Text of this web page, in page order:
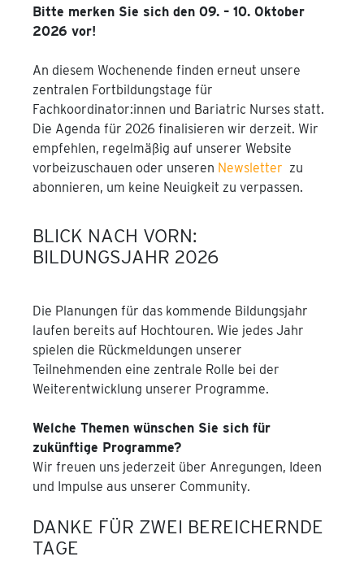
Bitte merken Sie sich den 09. – 10. Oktober
2026 vor!
An diesem Wochenende finden erneut unsere
zentralen Fortbildungstage für
Fachkoordinator:innen und Bariatric Nurses statt.
Die Agenda für 2026 finalisieren wir derzeit. Wir
empfehlen, regelmäßig auf unserer Website
vorbeizuschauen oder unseren Newsletter zu
abonnieren, um keine Neuigkeit zu verpassen.
BLICK NACH VORN:
BILDUNGSJAHR 2026
Die Planungen für das kommende Bildungsjahr
laufen bereits auf Hochtouren. Wie jedes Jahr
spielen die Rückmeldungen unserer
Teilnehmenden eine zentrale Rolle bei der
Weiterentwicklung unserer Programme.
Welche Themen wünschen Sie sich für
zukünftige Programme?
Wir freuen uns jederzeit über Anregungen, Ideen
und Impulse aus unserer Community.
DANKE FÜR ZWEI BEREICHERNDE
TAGE